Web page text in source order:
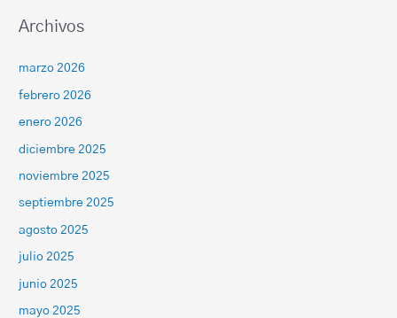
Archivos
marzo 2026
febrero 2026
enero 2026
diciembre 2025
noviembre 2025
septiembre 2025
agosto 2025
julio 2025
junio 2025
mayo 2025